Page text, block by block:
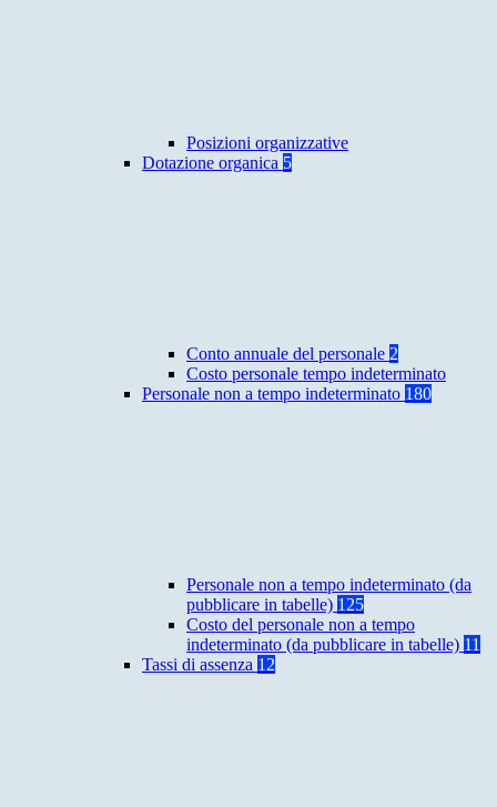
Posizioni organizzative
Dotazione organica 5
Conto annuale del personale 2
Costo personale tempo indeterminato
Personale non a tempo indeterminato 180
Personale non a tempo indeterminato (da
pubblicare in tabelle) 125
Costo del personale non a tempo
indeterminato (da pubblicare in tabelle) 11
Tassi di assenza 12